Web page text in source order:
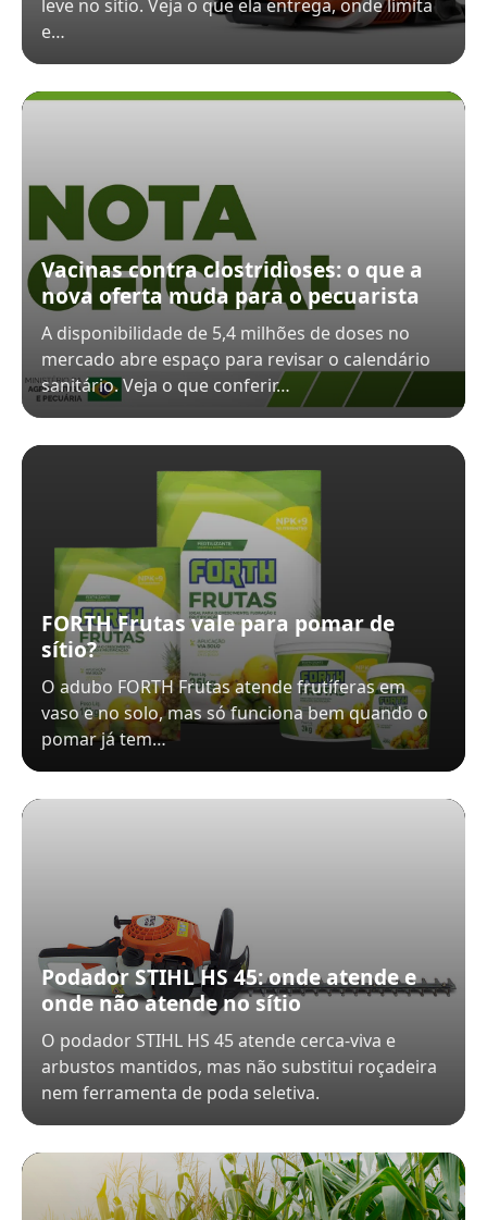
leve no sítio. Veja o que ela entrega, onde limita
e…
Vacinas contra clostridioses: o que a
nova oferta muda para o pecuarista
A disponibilidade de 5,4 milhões de doses no
mercado abre espaço para revisar o calendário
sanitário. Veja o que conferir…
FORTH Frutas vale para pomar de
sítio?
O adubo FORTH Frutas atende frutíferas em
vaso e no solo, mas só funciona bem quando o
pomar já tem…
Podador STIHL HS 45: onde atende e
onde não atende no sítio
O podador STIHL HS 45 atende cerca-viva e
arbustos mantidos, mas não substitui roçadeira
nem ferramenta de poda seletiva.